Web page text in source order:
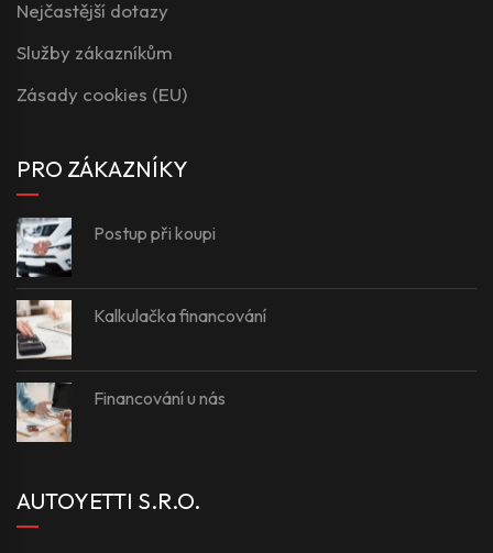
Nejčastější dotazy
Služby zákazníkům
Zásady cookies (EU)
PRO ZÁKAZNÍKY
Postup při koupi
Kalkulačka financování
Financování u nás
AUTOYETTI S.R.O.